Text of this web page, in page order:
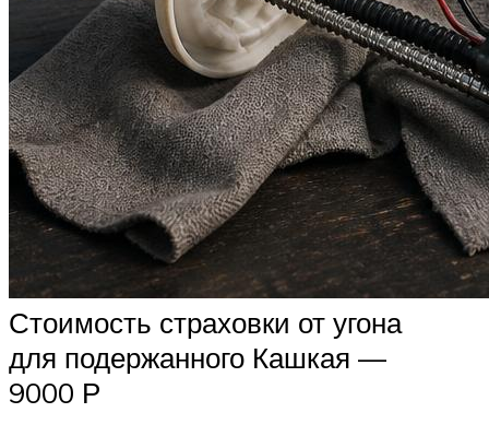
Стоимость страховки от угона
для подержанного Кашкая —
9000 Р